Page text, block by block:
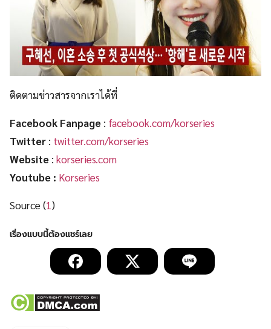
ติดตามข่าวสารจากเราได้ที่
Facebook Fanpage : facebook.com/korseries
Twitter : twitter.com/korseries
Website : korseries.com
Youtube : Korseries
Source (1)